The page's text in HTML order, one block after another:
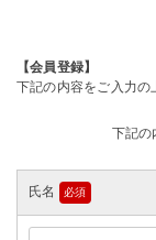
【会員登録】
下記の内容をご入力の
下記の
氏名
須)